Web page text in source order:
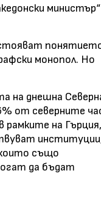
монопол. Но
на днешна
от северните
рамките на Гърция,
също
да бъдат